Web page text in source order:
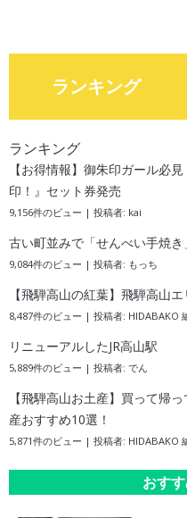
ランキング
ランキング
【お得情報】御朱印ガール必
印！』セット券発売
9,156件のビュー | 投稿者: kai
古い町並みで「せんべい手焼き
9,084件のビュー | 投稿者: もっち
【飛騨高山の紅葉】飛騨高山
8,487件のビュー | 投稿者: HIDABAKO
リニューアルしたJR高山駅
5,889件のビュー | 投稿者: でん
【飛騨高山お土産】買って帰
産おすすめ10選！
5,871件のビュー | 投稿者: HIDABAKO
おす